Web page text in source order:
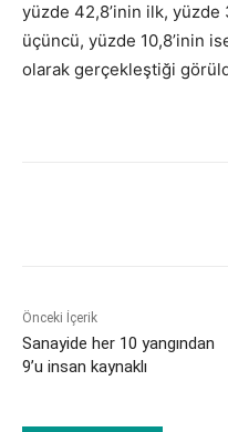
yüzde 42,8’inin ilk, yüzde
üçüncü, yüzde 10,8’inin
olarak gerçekleştiği
Önceki İçerik
​Sanayide her 10 yangından
9’u insan kaynaklı